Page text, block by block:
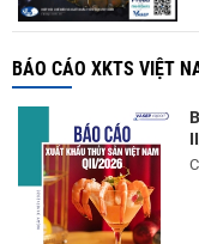
BÁO CÁO XKTS VIỆT